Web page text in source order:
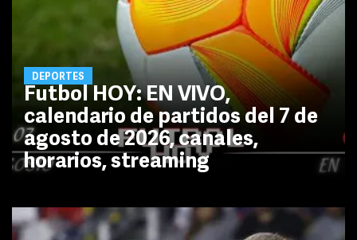
DEPORTES
Futbol HOY: EN VIVO,
calendario de partidos del 7 de
agosto de 2026, canales,
horarios, streaming